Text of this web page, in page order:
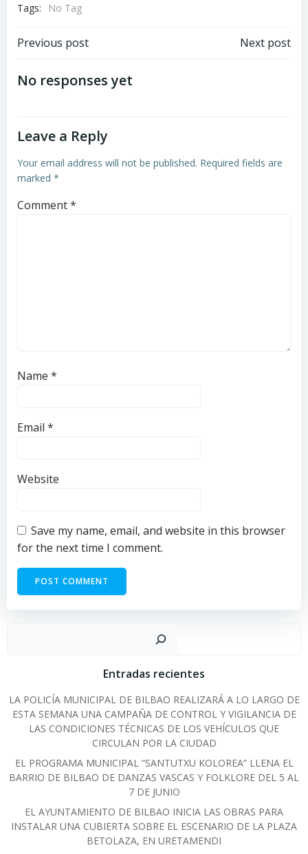
Tags:
No Tag
Post
navigation
Previous post Next post
No responses yet
Leave a Reply
Your email address will not be published. Required fields are
marked *
Comment*
Name *
Email *
Website
Save my name, email, and website in this browser
for the next time I comment.
Entradas recientes
LA POLICÍA MUNICIPAL DE BILBAO REALIZARÁ A LO LARGO DE
ESTA SEMANA UNA CAMPAÑA DE CONTROL Y VIGILANCIA DE
LAS CONDICIONES TÉCNICAS DE LOS VEHÍCULOS QUE
CIRCULAN POR LA CIUDAD
EL PROGRAMA MUNICIPAL “SANTUTXU KOLOREA” LLENA EL
BARRIO DE BILBAO DE DANZAS VASCAS Y FOLKLORE DEL 5 AL
7 DE JUNIO
EL AYUNTAMIENTO DE BILBAO INICIA LAS OBRAS PARA
INSTALAR UNA CUBIERTA SOBRE EL ESCENARIO DE LA PLAZA
BETOLAZA, EN URETAMENDI